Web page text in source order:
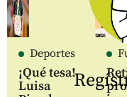
Deportes
¡Qué tesa!
Luisa